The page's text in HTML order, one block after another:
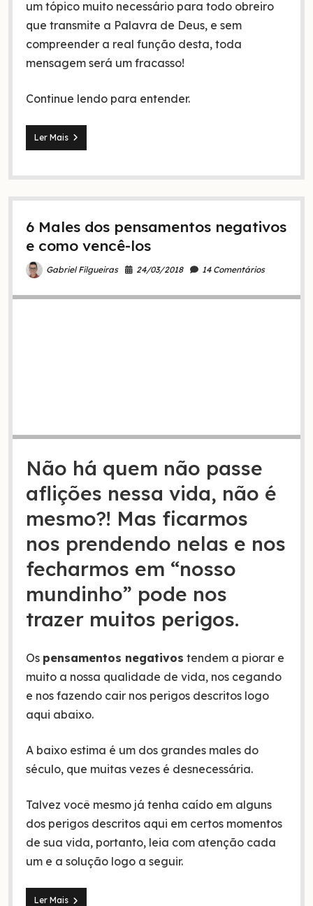
um tópico muito necessário para todo obreiro
que transmite a Palavra de Deus, e sem
compreender a real função desta, toda
mensagem será um fracasso!
Continue lendo para entender.
Ler MaisA
espiritualidade
comunicador
como
ser
fracasso?
6 Males dos pensamentos negativos
e como vencê-los
Gabriel Filgueiras 24/03/2018 14 Comentários
Não há quem não passe
aflições nessa vida, não é
mesmo?! Mas ficarmos
nos prendendo nelas e nos
fecharmos em “nosso
mundinho” pode nos
trazer muitos perigos.
Os pensamentos negativos tendem a piorar e
muito a nossa qualidade de vida, nos cegando
e nos fazendo cair nos perigos descritos logo
aqui abaixo.
A baixo estima é um dos grandes males do
século, que muitas vezes é desnecessária.
Talvez você mesmo já tenha caído em alguns
dos perigos descritos aqui em certos momentos
de sua vida, portanto, leia com atenção cada
um e a solução logo a seguir.
Ler Mais6